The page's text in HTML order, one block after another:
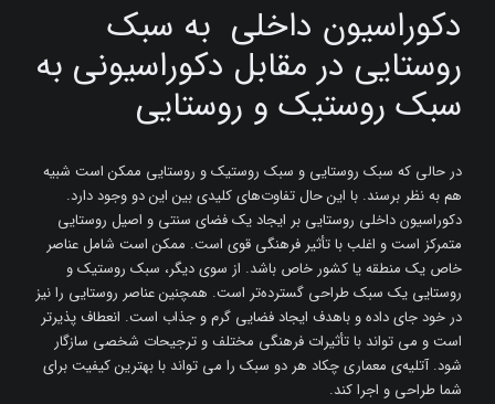
دکوراسیون داخلی به سبک
روستایی در مقابل دکوراسیونی به
سبک روستیک و روستایی
در حالی که سبک روستایی و سبک روستیک و روستایی ممکن است شبیه
هم به نظر برسند. با این حال تفاوت‌های کلیدی بین این دو وجود دارد.
دکوراسیون داخلی روستایی بر ایجاد یک فضای سنتی و اصیل روستایی
متمرکز است و اغلب با تأثیر فرهنگی قوی است. ممکن است شامل عناصر
خاص یک منطقه یا کشور خاص باشد. از سوی دیگر، سبک روستیک و
روستایی یک سبک طراحی گسترده‌تر است. همچنین عناصر روستایی را نیز
در خود جای ‌داده و باهدف ایجاد فضایی گرم و جذاب است. انعطاف ‌پذیرتر
است و می ‌تواند با تأثیرات فرهنگی مختلف و ترجیحات شخصی سازگار
شود. آتلیه‌ی معماری چکاد هر دو سبک را می تواند با بهترین کیفیت برای
شما طراحی و اجرا کند.